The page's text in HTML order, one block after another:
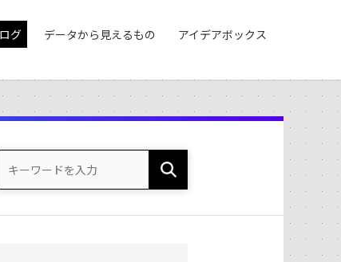
グ データから見えるもの アイデアボックス